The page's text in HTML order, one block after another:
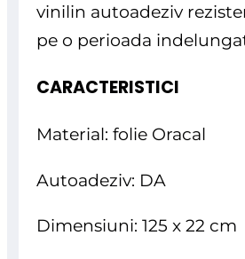
vinilin autoadeziv
pe o perioada
CARACTERISTICI
Material: folie Oracal
Autoadeziv: DA
Dimensiuni: 125 x 22 cm